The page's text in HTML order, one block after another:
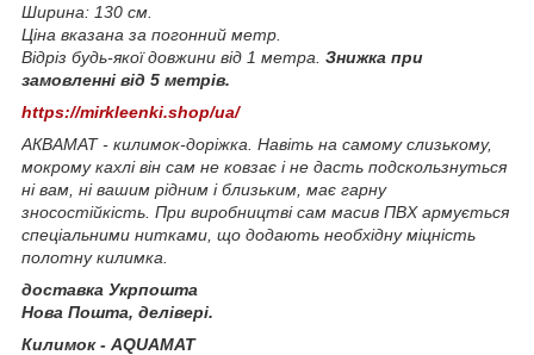
Ширина: 130 см.
Ціна вказана за погонний метр.
Відріз будь-якої довжини від 1 метра. Знижка при
замовленні від 5 метрів.
https://mirkleenki.shop/ua/
АКВАМАТ - килимок-доріжка. Навіть на самому слизькому,
мокрому кахлі він сам не ковзає і не дасть подскользнуться
ні вам, ні вашим рідним і близьким, має гарну
зносостійкість. При виробництві сам масив ПВХ армується
спеціальними нитками, що додають необхідну міцність
полотну килимка.
доставка Укрпошта
Нова Пошта, делівері.
Килимок - AQUAMAT